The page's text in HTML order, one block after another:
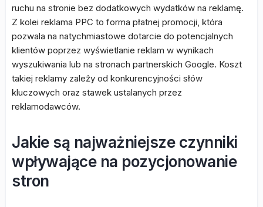
ruchu na stronie bez dodatkowych wydatków na reklamę.
Z kolei reklama PPC to forma płatnej promocji, która
pozwala na natychmiastowe dotarcie do potencjalnych
klientów poprzez wyświetlanie reklam w wynikach
wyszukiwania lub na stronach partnerskich Google. Koszt
takiej reklamy zależy od konkurencyjności słów
kluczowych oraz stawek ustalanych przez
reklamodawców.
Jakie są najważniejsze czynniki
wpływające na pozycjonowanie
stron